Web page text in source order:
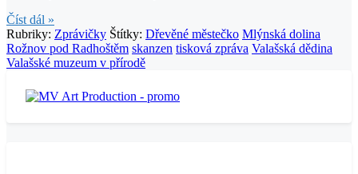
Číst dál »
Rubriky: Zprávičky Štítky: Dřevěné městečko Mlýnská dolina
Rožnov pod Radhoštěm skanzen tisková zpráva Valašská dědina
Valašské muzeum v přírodě